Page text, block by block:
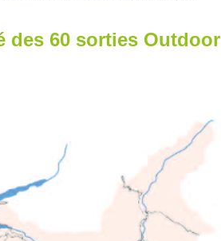
des 60 sorties Outdoor